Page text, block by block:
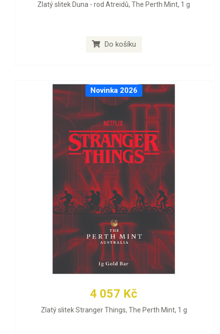
Zlatý slitek Duna - rod Atreidů, The Perth Mint, 1 g
Do košíku
Novinka 2026
4 057 Kč
Zlatý slitek Stranger Things, The Perth Mint, 1 g